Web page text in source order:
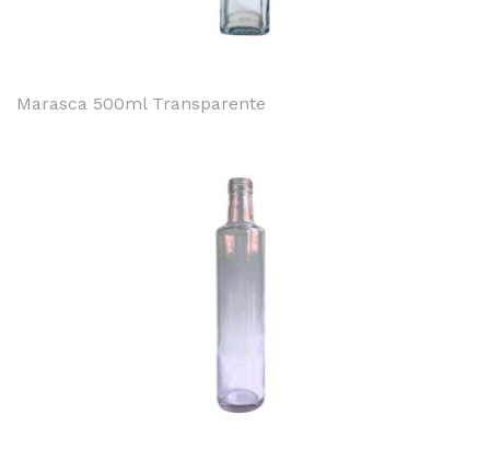
Marasca 500ml Transparente